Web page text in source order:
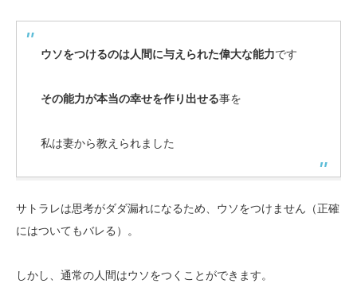
ウソをつけるのは人間に与えられた偉大な能力です
その能力が本当の幸せを作り出せる事を
私は妻から教えられました
サトラレは思考がダダ漏れになるため、ウソをつけません（正確
にはついてもバレる）。
しかし、通常の人間はウソをつくことができます。